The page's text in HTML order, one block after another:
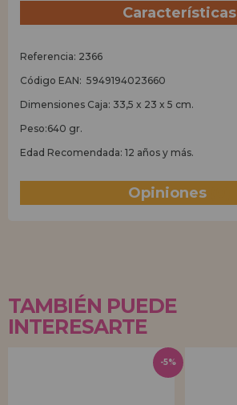
Características
Referencia: 2366
Código EAN: 5949194023660
Dimensiones Caja: 33,5 x 23 x 5 cm.
Peso:640 gr.
Edad Recomendada: 12 años y más.
Opiniones
TAMBIÉN PUEDE
INTERESARTE
-5%